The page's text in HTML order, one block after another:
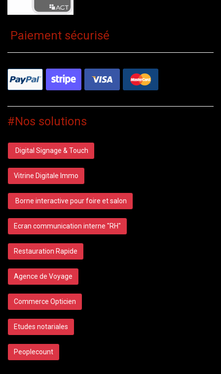
Paiement sécurisé
#Nos solutions
Digital Signage & Touch
Vitrine Digitale Immo
Borne interactive pour foire et salon
Ecran communication interne "RH"
Restauration Rapide
Agence de Voyage
Commerce Opticien
Etudes notariales
Peoplecount